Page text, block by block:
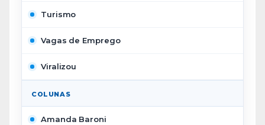
Turismo
Vagas de Emprego
Viralizou
COLUNAS
Amanda Baroni